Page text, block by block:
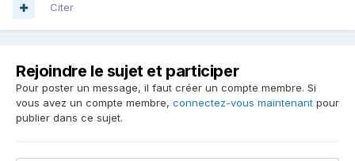
Citer
Rejoindre le sujet et participer
Pour poster un message, il faut créer un compte membre. Si
vous avez un compte membre, connectez-vous maintenant pour
publier dans ce sujet.